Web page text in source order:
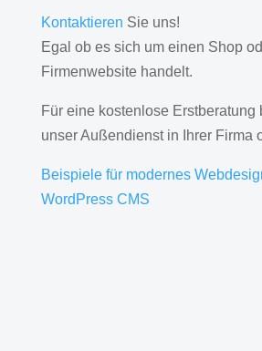
Kontaktieren Sie uns!
Egal ob es sich um einen Shop
Firmenwebsite handelt.
Für eine kostenlose Erstberatung
unser Außendienst in Ihrer Firma
Beispiele für modernes
WordPress CMS